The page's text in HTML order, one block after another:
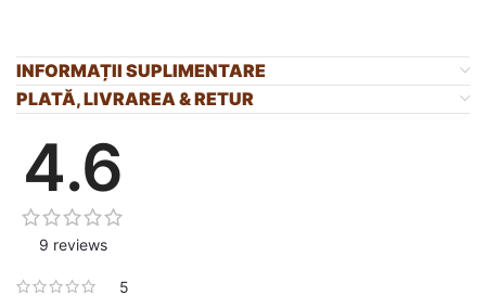
INFORMAȚII SUPLIMENTARE
PLATĂ, LIVRAREA & RETUR
4.6
9 reviews
5